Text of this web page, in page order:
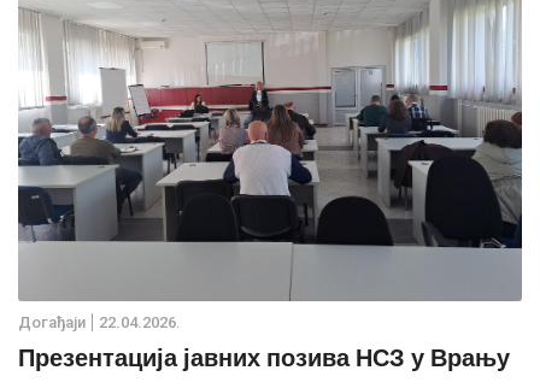
Дoгађаjи 22.04.2026.
Презентација јавних позива НСЗ у Врању